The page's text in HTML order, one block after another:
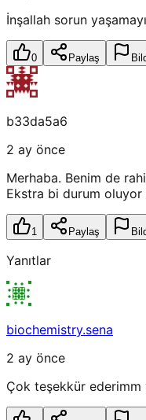
İnşallah sorun
0 Paylaş
b33da5a6
2 ay önce
Merhaba. Benim de
Ekstra bi durum oluyor
1 Paylaş
Yanıtlar
biochemistry.sena
2 ay önce
Çok teşekkür